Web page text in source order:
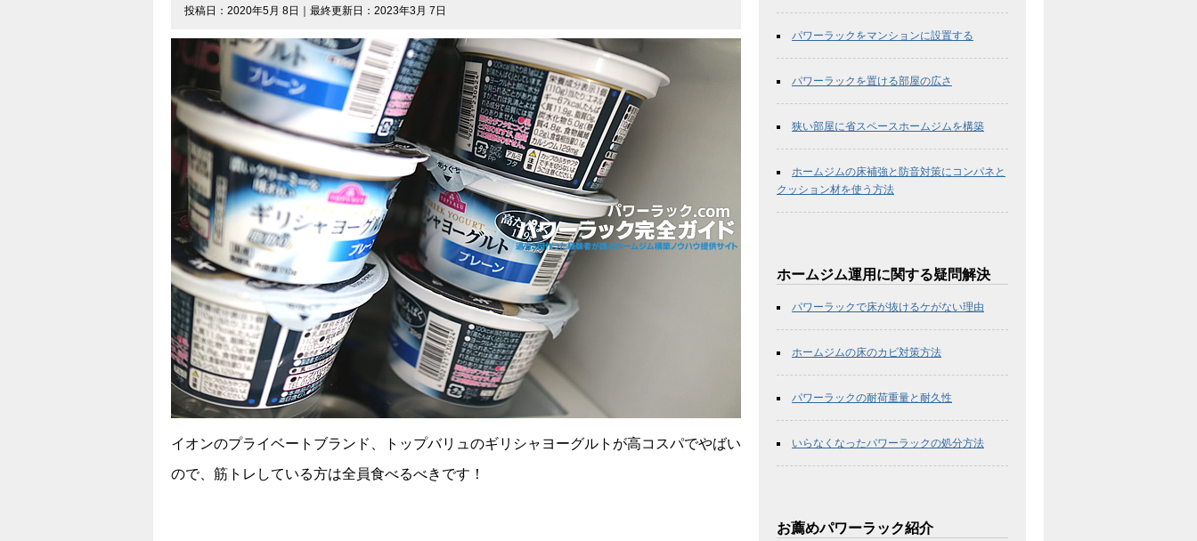
投稿日：2020年5月 8日｜最終更新日：2023年3月 7日
イオンのプライベートブランド、トップバリュのギリシャヨーグルトが高コスパでやばい
ので、筋トレしている方は全員食べるべきです！
パワーラックをマンションに設置する
パワーラックを置ける部屋の広さ
狭い部屋に省スペースホームジムを構築
ホームジムの床補強と防音対策にコンパネと
クッション材を使う方法
ホームジム運用に関する疑問解決
パワーラックで床が抜けるケがない理由
ホームジムの床のカビ対策方法
パワーラックの耐荷重量と耐久性
いらなくなったパワーラックの処分方法
お薦めパワーラック紹介